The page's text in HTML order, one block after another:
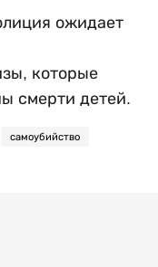
ожидает
которые
смерти детей.
самоубийство